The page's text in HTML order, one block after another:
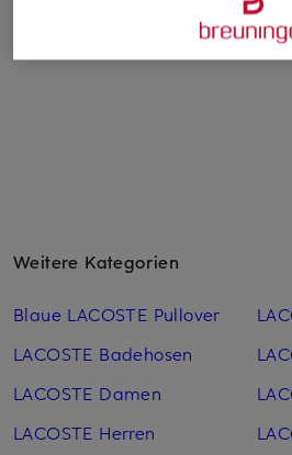
Bestpreis:25,49 €
Ursprünglich:
Weitere Kategorien
Blaue LACOSTE Pullover
LACOSTE Badehosen
LACOSTE Damen
LACOSTE Herren